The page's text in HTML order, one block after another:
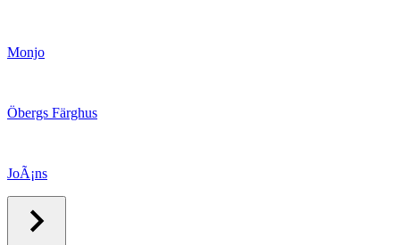
Monjo
Öbergs Färghus
JoÃ¡ns